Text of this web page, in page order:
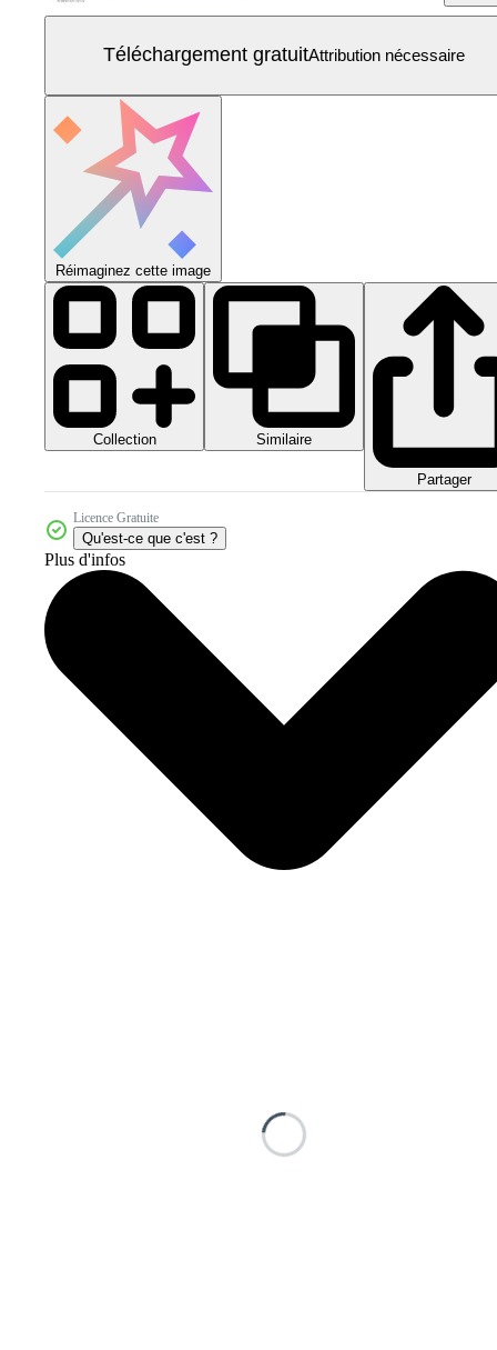
Téléchargement gratuitAttribution nécessaire
Réimaginez cette image
Collection Similaire
Partager
Licence Gratuite
Qu'est-ce que c'est ?
Plus d'infos